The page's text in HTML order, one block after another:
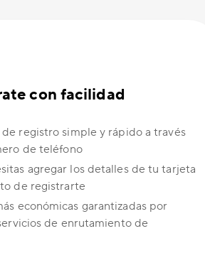
con facilidad
de registro simple y rápido a través
de teléfono
agregar los detalles de tu tarjeta
de registrarte
económicas garantizadas por
de enrutamiento de